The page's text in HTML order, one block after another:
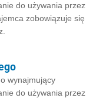
do używania przez
zobowiązuje się
wynajmujący
do używania przez